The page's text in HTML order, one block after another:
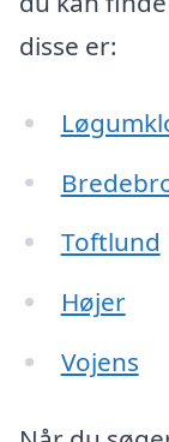
disse er:
Toftlund
Højer
Vojens